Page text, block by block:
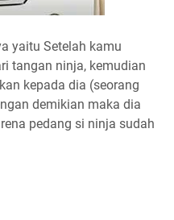
yaitu Setelah kamu
tangan ninja, kemudian
kepada dia (seorang
demikian maka dia
pedang si ninja sudah